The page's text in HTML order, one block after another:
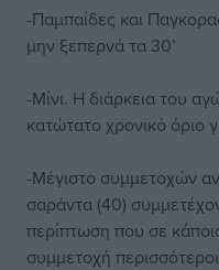
-Παμπαίδες και
μην ξεπερνά τα 30’
-Μίνι. Η διάρκεια του
κατώτατο χρονικό όριο
-Μέγιστο συμμετοχών
σαράντα (40)
περίπτωση που σε
συμμετοχή